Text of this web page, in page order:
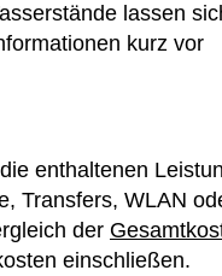
lassen
kurz vor
enthaltenen
Transfers, WLAN
der
einschließen.